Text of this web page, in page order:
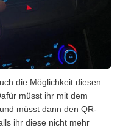
die Möglichkeit diesen
müsst ihr mit dem
müsst dann den QR-
ihr diese nicht mehr